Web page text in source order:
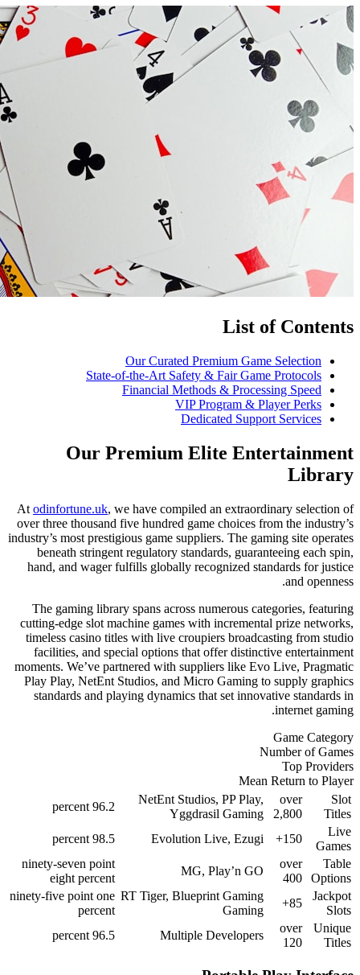
Our Curated
State-of-the-Art
Financial
Our Premium
Atodinfortune.uk, we have
over three thousand five hundred
industry’s most prestigious game
beneath stringent regulatory
hand, and wager fulfills globally
The gaming library spans
cutting-edge slot machine games
timeless casino titles with live
facilities, and special options
moments. We’ve partnered with
Play Play, NetEnt Studios, and
standards and playing
NetEnt
96.2 percent
98.5 percent
ninety-seven point
eight percent
RT Tiger,
ninety-five point one
percent
96.5 percent